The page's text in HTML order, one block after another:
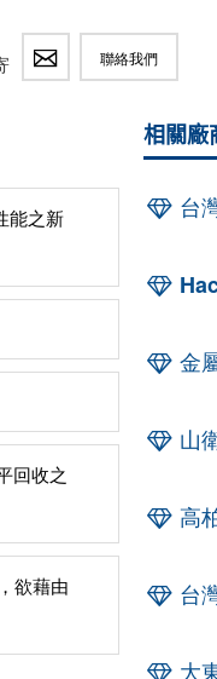
聯絡我們
能之新
回收之
欲藉由
相關廠
台
金
山
高
台
大